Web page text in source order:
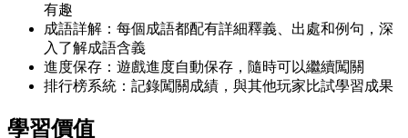
有趣
成語詳解：每個成語都配有詳細釋義、出處和例句，深
入了解成語含義
進度保存：遊戲進度自動保存，隨時可以繼續闖關
排行榜系統：記錄闖關成績，與其他玩家比試學習成果
學習價值